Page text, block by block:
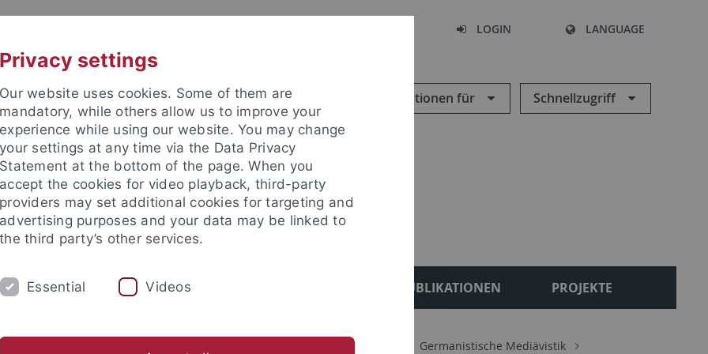
LOGIN LANGUAGE
Informationen für Schnellzugriff
BETREUUNG FORSCHUNGSSCHWERPUNKTE PUBLIKATIONEN PROJEKTE
Fakultät Abteilungen
Germanistische Mediävistik
Privacy settings
Our website uses cookies. Some of them are
mandatory, while others allow us to improve your
experience while using our website. You may change
your settings at any time via the Data Privacy
Statement at the bottom of the page. When you
accept the cookies for video playback, third-party
providers may set additional cookies for targeting and
advertising purposes and your data may be linked to
the third party’s other services.
Essential Videos